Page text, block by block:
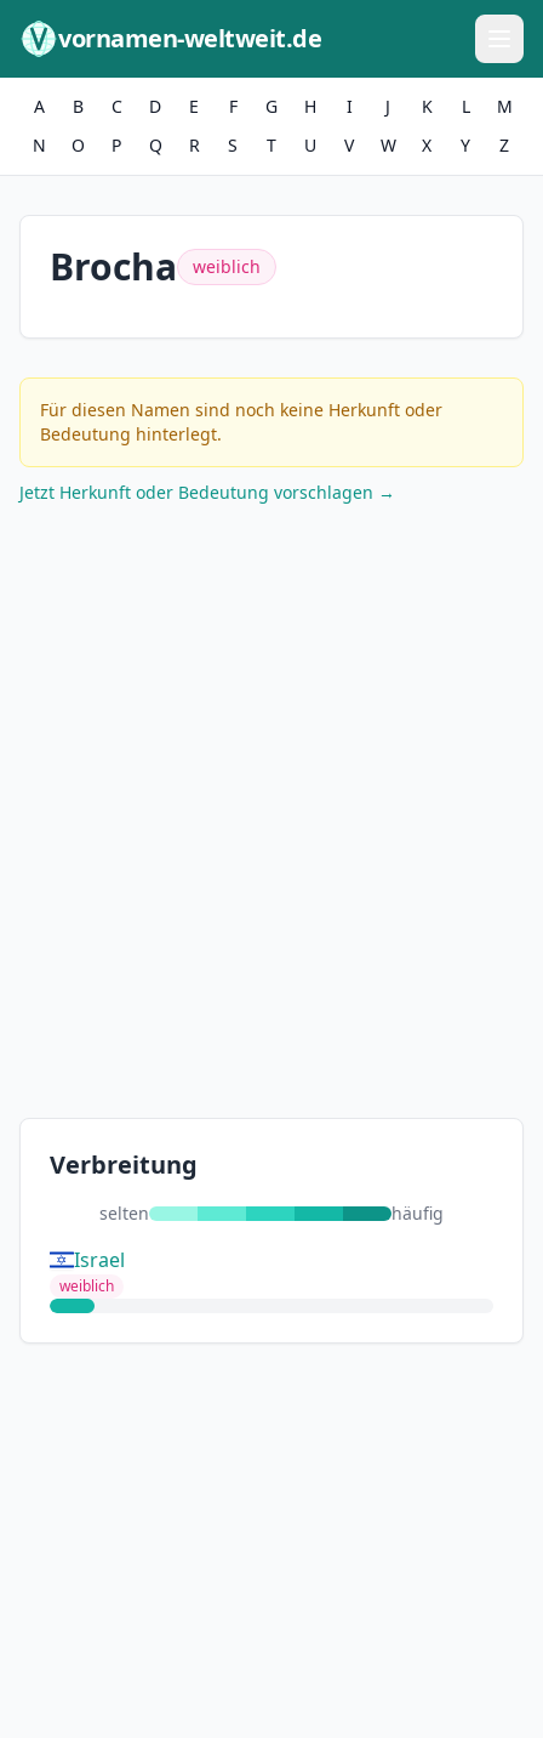
vornamen-weltweit.de
A B C D E F G H I J K L
M
N
O P Q R S T U V W X Y Z
Brocha weiblich
Für diesen Namen sind noch keine Herkunft oder
Bedeutung hinterlegt.
Jetzt Herkunft oder Bedeutung vorschlagen →
Verbreitung
selten häufig
Israel
weiblich